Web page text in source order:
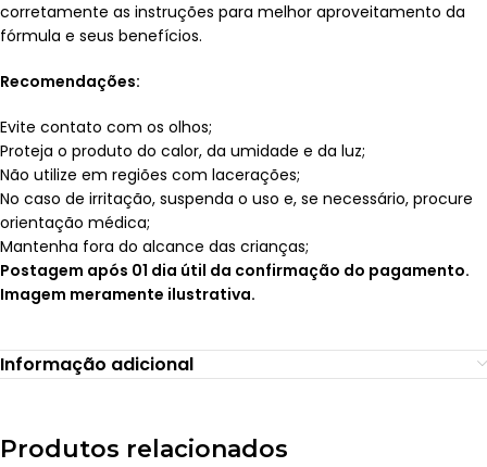
corretamente as instruções para melhor aproveitamento da
fórmula e seus benefícios.
Recomendações:
Evite contato com os olhos;
Proteja o produto do calor, da umidade e da luz;
Não utilize em regiões com lacerações;
No caso de irritação, suspenda o uso e, se necessário, procure
orientação médica;
Mantenha fora do alcance das crianças;
Postagem após 01 dia útil da confirmação do pagamento.
Imagem meramente ilustrativa.
Informação adicional
Produtos relacionados